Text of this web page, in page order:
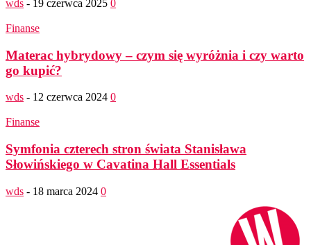
wds - 19 czerwca 2025 0
Finanse
Materac hybrydowy – czym się wyróżnia i czy warto
go kupić?
wds - 12 czerwca 2024 0
Finanse
Symfonia czterech stron świata Stanisława
Słowińskiego w Cavatina Hall Essentials
wds - 18 marca 2024 0